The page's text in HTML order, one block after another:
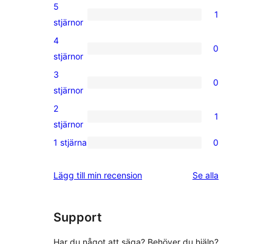
1
5-
stjärnig
5
stjärnor
1
0
4-
stjärniga
4
stjärnor
0
0
3-
stjärniga
3
stjärnor
0
1
2-
recension
2
stjärnor
1
0
stjärniga
1 stjärna 0
Lägg till min recension Se alla
Support